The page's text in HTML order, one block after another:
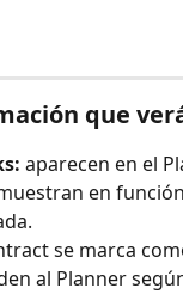
que
aparecen en el
en
se marca
al Planner